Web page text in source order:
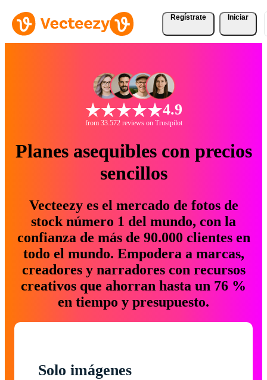
Regístrate Iniciar
4.9
from 33.572 reviews on Trustpilot
Planes asequibles con precios
sencillos
Vecteezy es el mercado de fotos de
stock número 1 del mundo, con la
confianza de más de 90.000 clientes en
todo el mundo. Empodera a marcas,
creadores y narradores con recursos
creativos que ahorran hasta un 76 %
en tiempo y presupuesto.
Solo imágenes